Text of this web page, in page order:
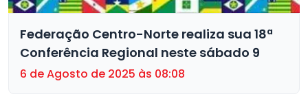
Federação Centro-Norte realiza sua 18ª
Conferência Regional neste sábado 9
6 de Agosto de 2025 às 08:08